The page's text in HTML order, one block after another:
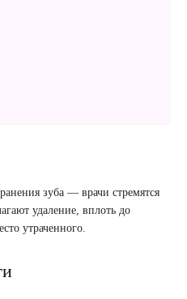
зуба — врачи стремятся
удаление, вплоть до
утраченного.